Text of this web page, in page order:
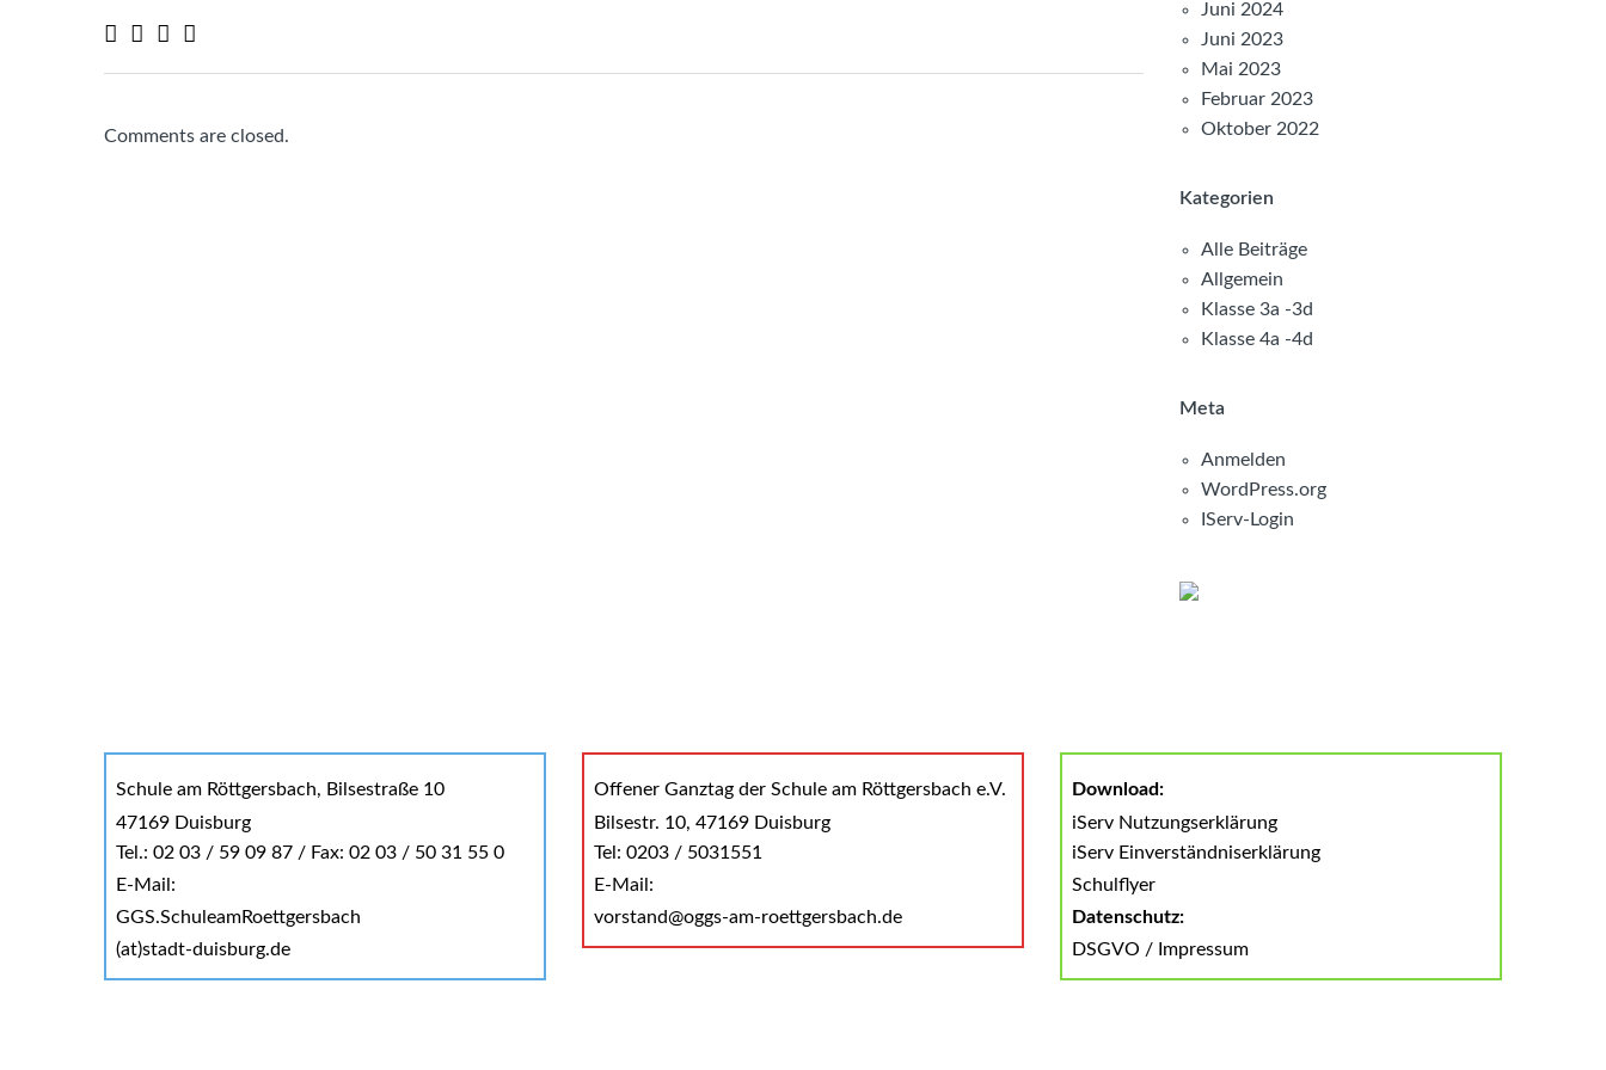
Comments are closed.
Juni 2024
Juni 2023
Mai 2023
Februar 2023
Oktober 2022
Kategorien
Alle Beiträge
Allgemein
Klasse 3a -3d
Klasse 4a -4d
Meta
Anmelden
WordPress.org
IServ-Login
Schule am Röttgersbach, Bilsestraße 10
47169 Duisburg
Tel.: 02 03 / 59 09 87 / Fax: 02 03 / 50 31 55 0
E-Mail:
GGS.SchuleamRoettgersbach
(at)stadt-duisburg.de
Offener Ganztag der Schule am Röttgersbach e.V.
Bilsestr. 10, 47169 Duisburg
Tel: 0203 / 5031551
E-Mail:
vorstand@oggs-am-roettgersbach.de
Download:
iServ Nutzungserklärung
iServ Einverständniserklärung
Schulflyer
Datenschutz:
DSGVO / Impressum